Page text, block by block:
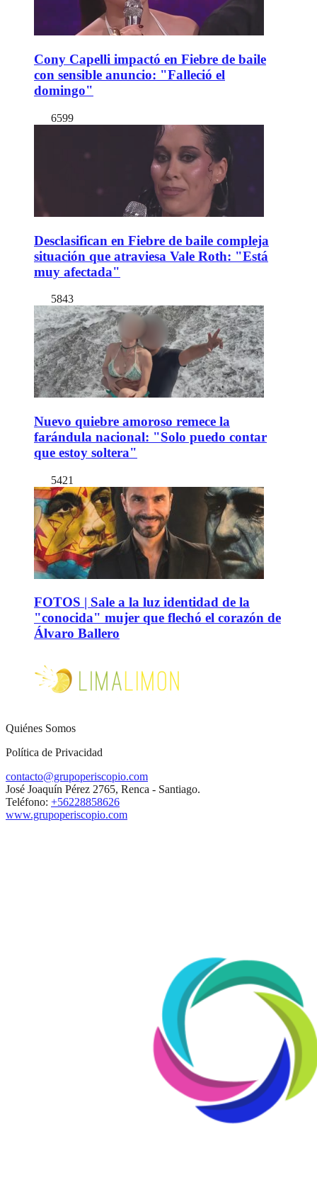
Cony Capelli impactó en Fiebre de baile
con sensible anuncio: "Falleció el
domingo"
6599
Desclasifican en Fiebre de baile compleja
situación que atraviesa Vale Roth: "Está
muy afectada"
5843
Nuevo quiebre amoroso remece la
farándula nacional: "Solo puedo contar
que estoy soltera"
5421
FOTOS | Sale a la luz identidad de la
"conocida" mujer que flechó el corazón de
Álvaro Ballero
Quiénes Somos
Política de Privacidad
contacto@grupoperiscopio.com
José Joaquín Pérez 2765, Renca - Santiago.
Teléfono: +56228858626
www.grupoperiscopio.com